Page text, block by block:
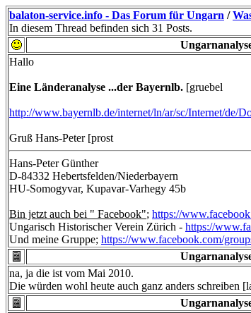
balaton-service.info - Das Forum für Ungarn /
In diesem Thread befinden sich 31 Posts.
Hallo
Eine Länderanalyse ...der Bayernlb. [gruebel
http://www.bayernlb.de/internet/ln/ar/sc/Internet/de/
Gruß Hans-Peter [prost
Hans-Peter Günther
D-84332 Hebertsfelden/Niederbayern
HU-Somogyvar, Kupavar-Varhegy 45b
Bin jetzt auch bei " Facebook"; https://
Ungarisch Historischer Verein Zürich - https://
Und meine Gruppe; https://www.facebook.com/
na, ja die ist vom Mai 2010.
Die würden wohl heute auch ganz anders schreiben